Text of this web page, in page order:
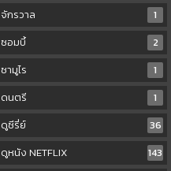
จักรวาล
1
ซอมบี้
2
ซามูไร
1
ดนตรี
1
ดูซีรี่ย์
36
ดูหนัง NETFLIX
143